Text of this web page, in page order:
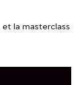
la masterclass